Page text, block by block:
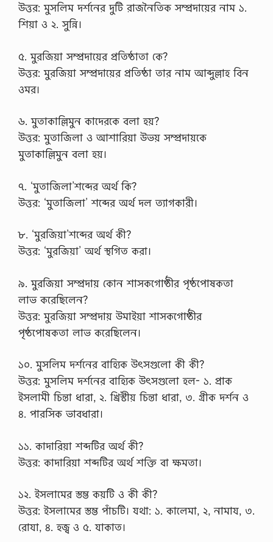
উত্তর: মুসলিম দর্শনের দুটি রাজনৈতিক সম্প্রদায়ের নাম ১.
শিয়া ও ২. সুন্নি।
৫. মুরজিয়া সম্প্রদায়ের প্রতিষ্ঠাতা কে?
উত্তর: মুরজিয়া সম্প্রদায়ের প্রতিষ্ঠা তার নাম আব্দুল্লাহ বিন
ওমর।
৬. মুতাকাল্লিমুন কাদেরকে বলা হয়?
উত্তর: মুতাজিলা ও আশারিয়া উভয় সম্প্রদায়কে
মুতাকাল্লিমুন বলা হয়।
৭. ‘মুতাজিলা’শব্দের অর্থ কি?
উত্তর: ‘মুতাজিলা’ শব্দের অর্থ দল ত্যাগকারী।
৮. ‘মুরজিয়া’শব্দের অর্থ কী?
উত্তর: ‘মুরজিয়া’ অর্থ স্থগিত করা।
৯. মুরজিয়া সম্প্রদায় কোন শাসকগোষ্ঠীর পৃষ্ঠপোষকতা
লাভ করেছিলেন?
উত্তর: মুরজিয়া সম্প্রদায় উমাইয়া শাসকগোষ্ঠীর
পৃষ্ঠপোষকতা লাভ করেছিলেন।
১০. মুসলিম দর্শনের বাহ্যিক উৎসগুলো কী কী?
উত্তর: মুসলিম দর্শনের বাহ্যিক উৎসগুলো হল- ১. প্রাক
ইসলামী চিন্তা ধারা, ২. খ্রিস্টীয় চিন্তা ধারা, ৩. গ্রীক দর্শন ও
৪. পারসিক ভাবধারা।
১১. কাদারিয়া শব্দটির অর্থ কী?
উত্তর: কাদারিয়া শব্দটির অর্থ শক্তি বা ক্ষমতা।
১২. ইসলামের স্তম্ভ কয়টি ও কী কী?
উত্তর: ইসলামের স্তম্ভ পাঁচটি। যথা: ১. কালেমা, ২, নামায, ৩.
রোযা, ৪. হজ্ব ও ৫. যাকাত।